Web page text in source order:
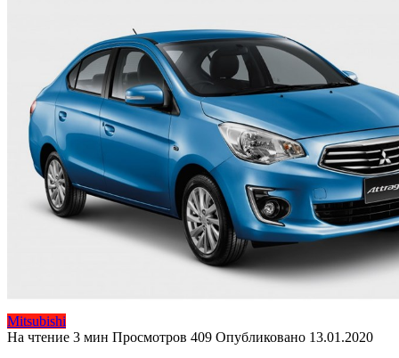
Mitsubishi
На чтение 3 мин Просмотров 409 Опубликовано 13.01.2020